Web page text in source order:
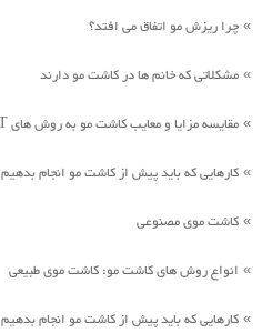
» چرا ریزش مو اتفاق می افتد؟
» مشکلاتی که خانم ها در کاشت مو دارند
» مقایسه مزایا و معایب کاشت مو به روش های FIT، FUT و SUT
» کارهایی که باید پیش از کاشت مو انجام بدهیم
» کاشت موی مصنوعی
» انواع روش های کاشت مو: کاشت موی طبیعی
» کارهایی که باید پیش از کاشت مو انجام بدهیم